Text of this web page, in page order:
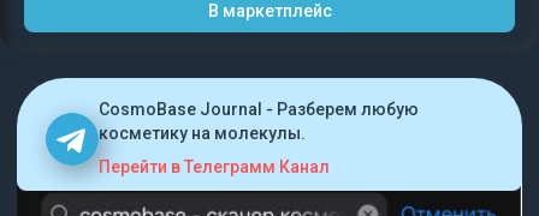
В маркетплейс
CosmoBase Journal - Разберем любую
косметику на молекулы.
Перейти в Телеграмм Канал